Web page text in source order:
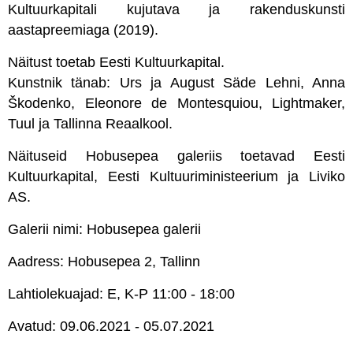
Kultuurkapitali kujutava ja rakenduskunsti
aastapreemiaga (2019).
Näitust toetab Eesti Kultuurkapital.
Kunstnik tänab: Urs ja August Säde Lehni, Anna
Škodenko, Eleonore de Montesquiou, Lightmaker,
Tuul ja Tallinna Reaalkool.
Näituseid Hobusepea galeriis toetavad Eesti
Kultuurkapital, Eesti Kultuuriministeerium ja Liviko
AS.
Galerii nimi: Hobusepea galerii
Aadress: Hobusepea 2, Tallinn
Lahtiolekuajad: E, K-P 11:00 - 18:00
Avatud: 09.06.2021 - 05.07.2021